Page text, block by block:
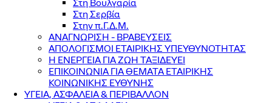
Στη Βουλγαρία
Στη Σερβία
Στην π.Γ.Δ.Μ.
ΑΝΑΓΝΩΡΙΣΗ - ΒΡΑΒΕΥΣΕΙΣ
ΑΠΟΛΟΓΙΣΜΟΙ ΕΤΑΙΡΙΚΗΣ ΥΠΕΥΘΥΝΟΤΗΤΑΣ
Η ΕΝΕΡΓΕΙΑ ΓΙΑ ΖΩΗ ΤΑΞΙΔΕΥΕΙ
ΕΠΙΚΟΙΝΩΝΙΑ ΓΙΑ ΘΕΜΑΤΑ ΕΤΑΙΡΙΚΗΣ
ΚΟΙΝΩΝΙΚΗΣ ΕΥΘΥΝΗΣ
ΥΓΕΙΑ, ΑΣΦΑΛΕΙΑ & ΠΕΡΙΒΑΛΛΟΝ